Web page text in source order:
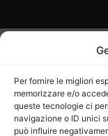
Per fornire le migliori
memorizzare e/o
queste tecnologie ci
navigazione o ID unici
può influire